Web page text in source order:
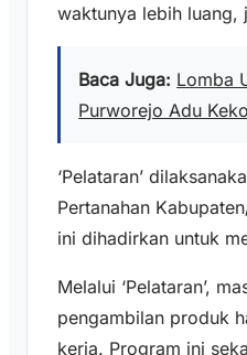
waktunya lebih luang,
Baca Juga: Lomba
Purworejo Adu
‘Pelataran’
Pertanahan
ini dihadirkan untuk
Melalui ‘Pelataran’,
pengambilan produk
kerja. Program ini